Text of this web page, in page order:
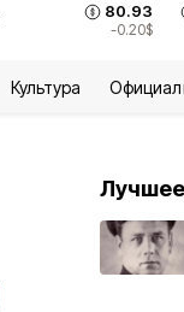
80.93
-0.20$
Культура